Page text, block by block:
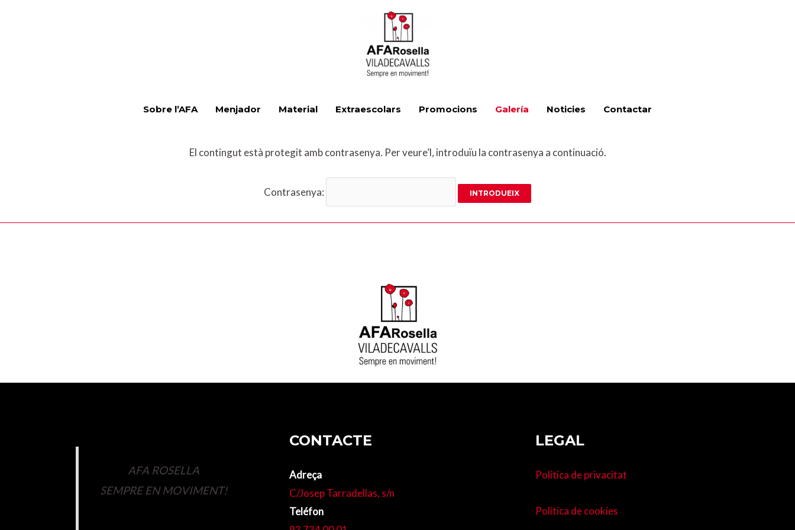
Sobre l’AFA Menjador Material Extraescolars Promocions Galería Noticies Contactar
El contingut està protegit amb contrasenya. Per veure’l, introduïu la contrasenya a continuació.
Contrasenya:
AFA ROSELLA
SEMPRE EN MOVIMENT!
CONTACTE
Adreça
C/Josep Tarradellas, s/n
Teléfon
LEGAL
Política de privacitat
Política de cookies